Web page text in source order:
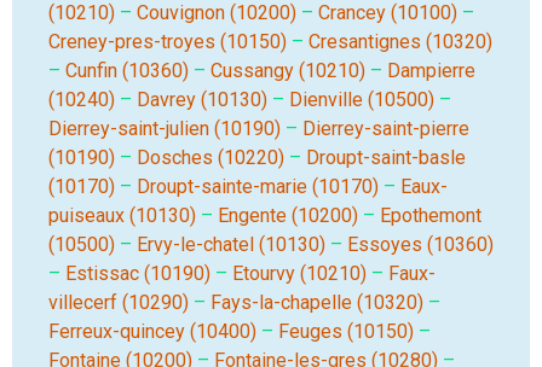
(10210) – Couvignon (10200) – Crancey (10100) –
Creney-pres-troyes (10150) – Cresantignes (10320)
– Cunfin (10360) – Cussangy (10210) – Dampierre
(10240) – Davrey (10130) – Dienville (10500) –
Dierrey-saint-julien (10190) – Dierrey-saint-pierre
(10190) – Dosches (10220) – Droupt-saint-basle
(10170) – Droupt-sainte-marie (10170) – Eaux-
puiseaux (10130) – Engente (10200) – Epothemont
(10500) – Ervy-le-chatel (10130) – Essoyes (10360)
– Estissac (10190) – Etourvy (10210) – Faux-
villecerf (10290) – Fays-la-chapelle (10320) –
Ferreux-quincey (10400) – Feuges (10150) –
Fontaine (10200) – Fontaine-les-gres (10280) –